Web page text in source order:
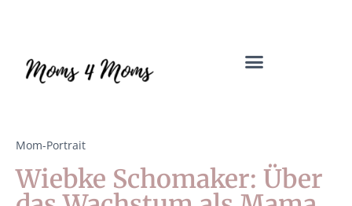
Mom-Portrait
Wiebke Schomaker: Über